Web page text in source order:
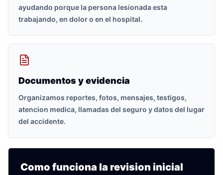
ayudando porque la persona lesionada esta
trabajando, en dolor o en el hospital.
Documentos y evidencia
Organizamos reportes, fotos, mensajes, testigos,
atencion medica, llamadas del seguro y datos del lugar
del accidente.
Como funciona la revision inicial